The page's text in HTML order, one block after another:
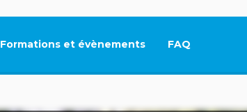
Formations et évènements FAQ
Ce lien